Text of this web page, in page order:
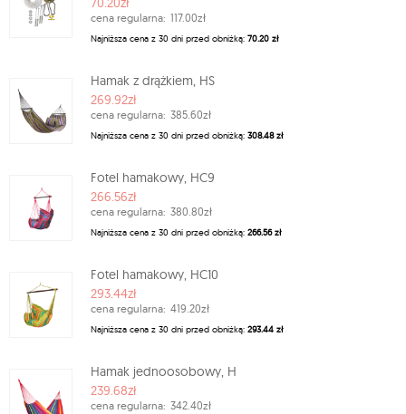
cena regularna: 117.00zł
Najniższa cena z 30 dni przed obniżką: 70.20 zł
Hamak z drążkiem, HS
269.92zł
cena regularna: 385.60zł
Najniższa cena z 30 dni przed obniżką: 308.48 zł
Fotel hamakowy, HC9
266.56zł
cena regularna: 380.80zł
Najniższa cena z 30 dni przed obniżką: 266.56 zł
Fotel hamakowy, HC10
293.44zł
cena regularna: 419.20zł
Najniższa cena z 30 dni przed obniżką: 293.44 zł
Hamak jednoosobowy, H
239.68zł
cena regularna: 342.40zł